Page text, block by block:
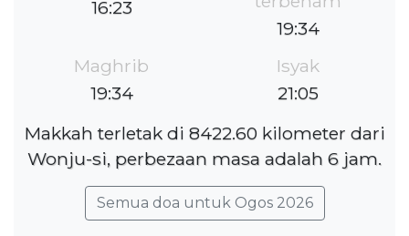
16:23
19:34
Maghrib
19:34
Isyak
21:05
Makkah terletak di 8422.60 kilometer dari
Wonju-si, perbezaan masa adalah 6 jam.
Semua doa untuk Ogos 2026